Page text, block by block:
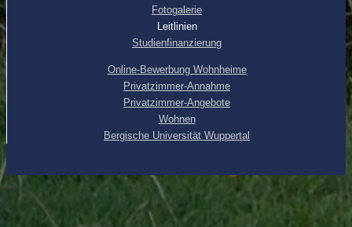
Fotogalerie
Leitlinien
Studienfinanzierung
Online-Bewerbung Wohnheime
Privatzimmer-Annahme
Privatzimmer-Angebote
Wohnen
Bergische Universität Wuppertal